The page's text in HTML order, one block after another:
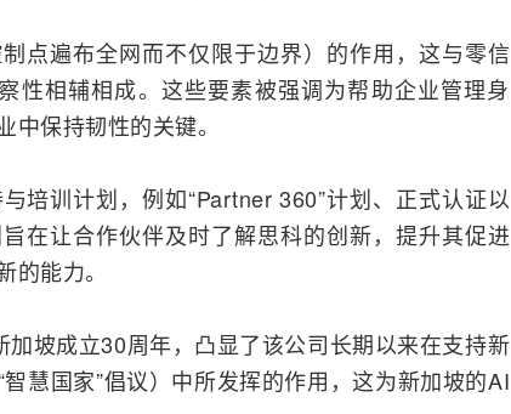
点遍布全网而不仅限于边界）的作用，这与零信
性相辅相成。这些要素被强调为帮助企业管理身
保持韧性的关键。
培训计划，例如“Partner 360”计划、正式认证以
在让合作伙伴及时了解思科的创新，提升其促进
能力。
坡成立30周年，凸显了该公司长期以来在支持新
慧国家”倡议）中所发挥的作用，这为新加坡的AI